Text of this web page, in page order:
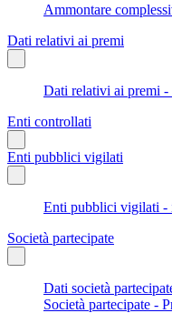
Ammontare
Dati relativi ai premi
Dati relativi ai premi -
Enti controllati
Enti pubblici vigilati
Enti pubblici vigilati -
Società partecipate
Dati società
Società partecipate -